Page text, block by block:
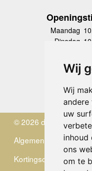
Wij
Wij
uw
inhoud
ons
om te
Maandag
Dinsdag
Donderdag
Vrijdag
© 2026 de Zwerver
Algemene
Kortingscode